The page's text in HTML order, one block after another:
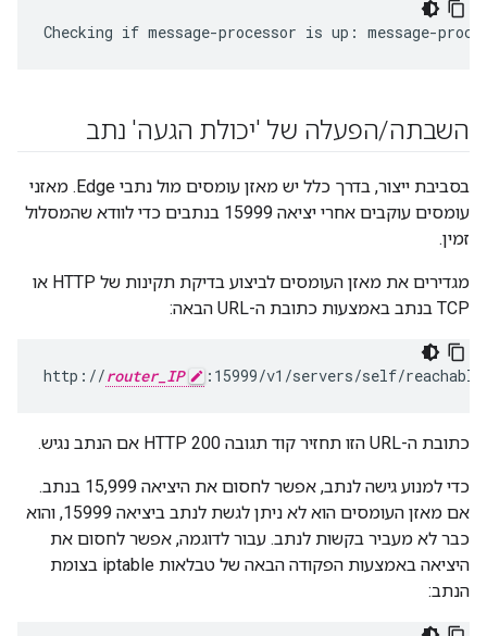
Checking if message-processor is up: message-
השבתה/הפעלה של 'יכולת הגעה' נתב
בסביבת ייצור, בדרך כלל יש מאזן עומסים מול נתבי Edge. מאזני
עומסים עוקבים אחרי יציאה 15999 בנתבים כדי לוודא שהמסלול
זמין.
מגדירים את מאזן העומסים לביצוע בדיקת תקינות של HTTP או
TCP בנתב באמצעות כתובת ה-URL הבאה:
http://router_IP :15999/v1/servers/self/reachable
כתובת ה-URL הזו תחזיר קוד תגובה HTTP 200 אם הנתב נגיש.
כדי למנוע גישה לנתב, אפשר לחסום את היציאה 15,999 בנתב.
אם מאזן העומסים הוא לא ניתן לגשת לנתב ביציאה 15999, והוא
כבר לא מעביר בקשות לנתב. עבור לדוגמה, אפשר לחסום את
היציאה באמצעות הפקודה הבאה של טבלאות iptable בצומת
הנתב: